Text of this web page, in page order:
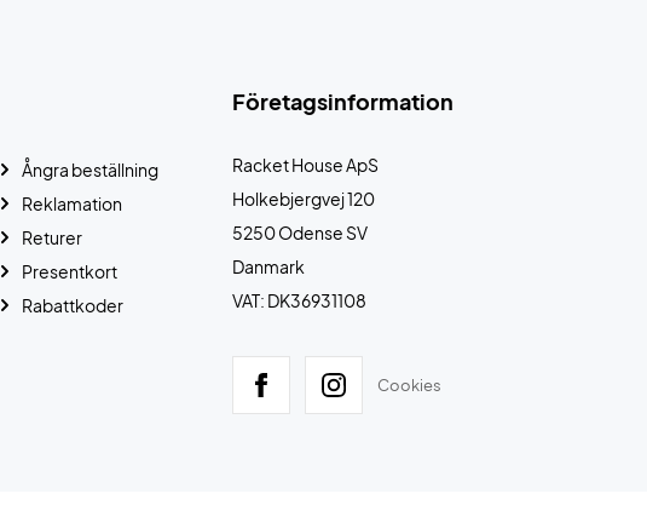
Företagsinformation
Racket House ApS
Holkebjergvej 120
5250 Odense SV
Danmark
VAT: DK36931108
Cookies
Ångra beställning
Reklamation
Returer
Presentkort
Rabattkoder